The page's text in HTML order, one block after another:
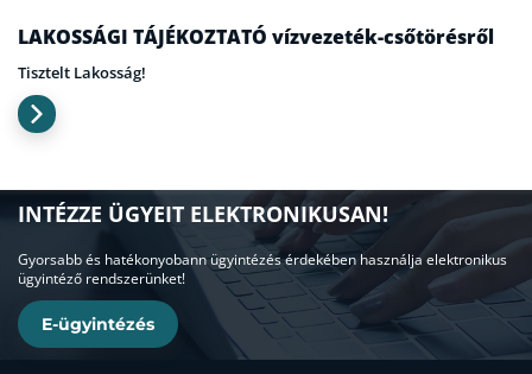
LAKOSSÁGI TÁJÉKOZTATÓ vízvezeték-csőtörésről
Tisztelt Lakosság!
INTÉZZE ÜGYEIT ELEKTRONIKUSAN!
Gyorsabb és hatékonyobann ügyintézés érdekében használja elektronikus
ügyintéző rendszerünket!
E-ügyintézés